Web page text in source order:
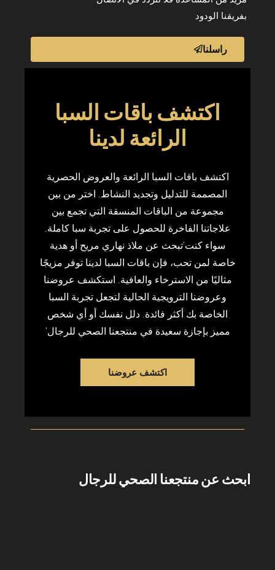
بفريقنا الودود
راسلنا
اكتشف باقات السبا
الرائعة لدينا
اكتشف باقات السبا الرائعة والعروض الحصرية
المصممة للتدليل وتجديد النشاط. اختر من بين
مجموعة من الباقات المنسقة التي تجمع بين
علاجاتنا الفاخرة للحصول على تجربة سبا كاملة.
سواء كنت'تبحث عن ملاذ نهاري مريح أو هدية
خاصة لمن تحب، فإن باقات السبا لدينا توفر مزيجًا
مثاليًا من الاسترخاء والعافية. استكشف عروضنا
وعروضنا الترويجية الحالية لتجعل تجربة السبا
الخاصة بك أكثر فائدة. دلل نفسك أو أي شخص
مميز بإجازة سعيدة في منتجعنا الصحي للرجال'
اكتشف عروضنا
ابحث عن منتجعنا الصحي للرجال